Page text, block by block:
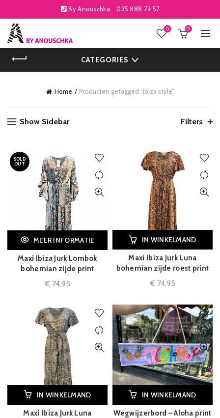
By Anouschka: 035 888 72 57
0 0
CATEGORIES
Home Producten getagged “ibiza style”
Show Sidebar Filters
SOLD
OUT
MEER INFORMATIE
Maxi Ibiza Jurk Lombok
bohemian zijde print
€ 74,95
IN WINKELMAND
Maxi Ibiza Jurk Luna
bohemian zijde roest print
€ 74,95
IN WINKELMAND
Maxi Ibiza Jurk Luna
IN WINKELMAND
Wegwijzerbord – Aloha print